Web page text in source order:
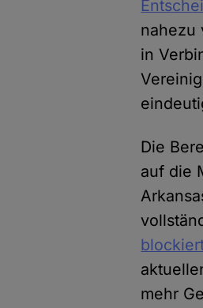
nahezu
in
Die
auf die
mehr